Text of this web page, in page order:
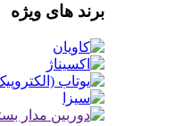
برند های ویژه